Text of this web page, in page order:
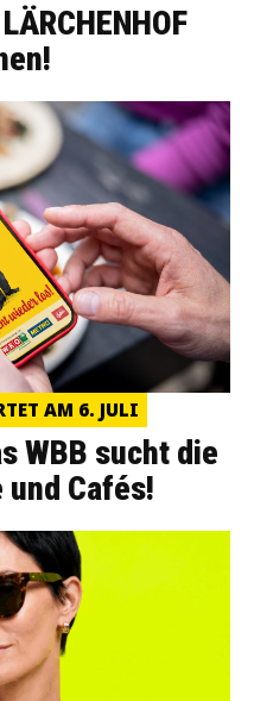
AM 6. JULI
WBB sucht die
Cafés!